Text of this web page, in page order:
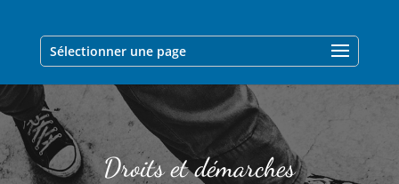
Sélectionner une page
Droits et démarches